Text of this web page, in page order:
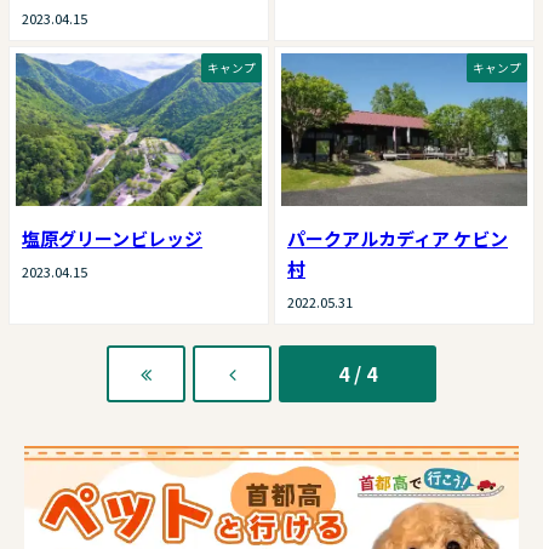
2023.04.15
キャンプ
塩原グリーンビレッジ
2023.04.15
キャンプ
パークアルカディア ケビン
村
2022.05.31
4 / 4